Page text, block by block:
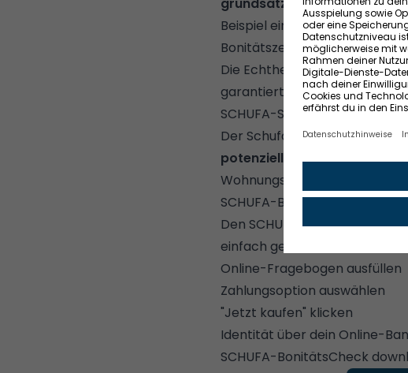
Beispiel einzelne Scorewerte
Bonitätszertifikat enthalten.
Die Echtheit der
garantiert. Im Fall der
SCHUFA-Siegel für
Der Schufa-BonitätsCheck
potenziellen Vermieter.
Wohnungssuche haben
SCHUFA-BonitätsCheck
Den SCHUFA-BonitätsCheck
einfach geht's:
Online-Fragebogen ausfüllen
Zahlungsoption auswählen
"Jetzt kaufen" klicken
Identität über dein Online-
SCHUFA-BonitätsCheck